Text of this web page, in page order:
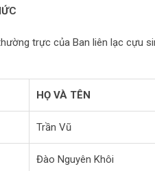
trực của Ban liên lạc cựu
HỌ VÀ TÊN
Trần Vũ
Đào Nguyên Khôi